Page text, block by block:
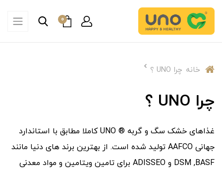
0
خانه چرا UNO ؟
چرا UNO ؟
غذاهای خشک سگ و گربه ® UNO کاملا مطابق با استاندارد
جهانی AAFCO تولید شده است. از بهترین برند های دنیا مانند
DSM ,BASF و ADISSEO برای تامین ویتامین و مواد معدنی